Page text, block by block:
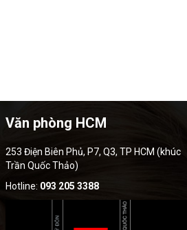
Văn phòng HCM
253 Điện Biên Phủ, P7, Q3, TP HCM (khúc
Trần Quốc Thảo)
Hotline: 093 205 3388